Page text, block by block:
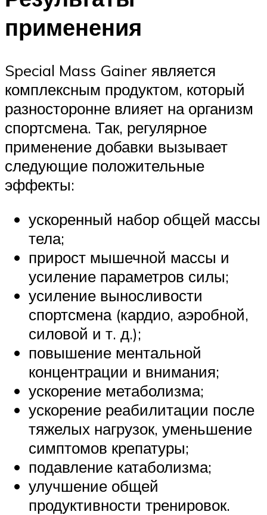
применения
Special Mass Gainer является
комплексным продуктом, который
разносторонне влияет на организм
спортсмена. Так, регулярное
применение добавки вызывает
следующие положительные
эффекты:
ускоренный набор общей массы
тела;
прирост мышечной массы и
усиление параметров силы;
усиление выносливости
спортсмена (кардио, аэробной,
силовой и т. д.);
повышение ментальной
концентрации и внимания;
ускорение метаболизма;
ускорение реабилитации после
тяжелых нагрузок, уменьшение
симптомов крепатуры;
подавление катаболизма;
улучшение общей
продуктивности тренировок.